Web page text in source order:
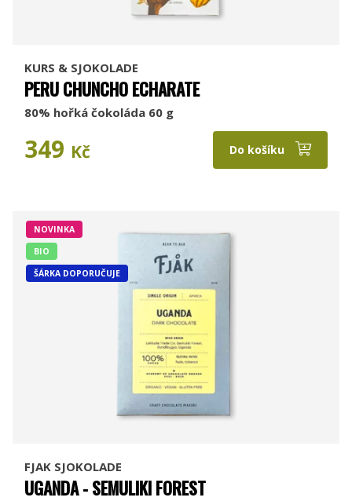
KURS & SJOKOLADE
PERU CHUNCHO ECHARATE
80% hořká čokoláda 60 g
349 Kč Do košíku
NOVINKA
BIO
ŠÁRKA DOPORUČUJE
FJAK SJOKOLADE
UGANDA - SEMULIKI FOREST